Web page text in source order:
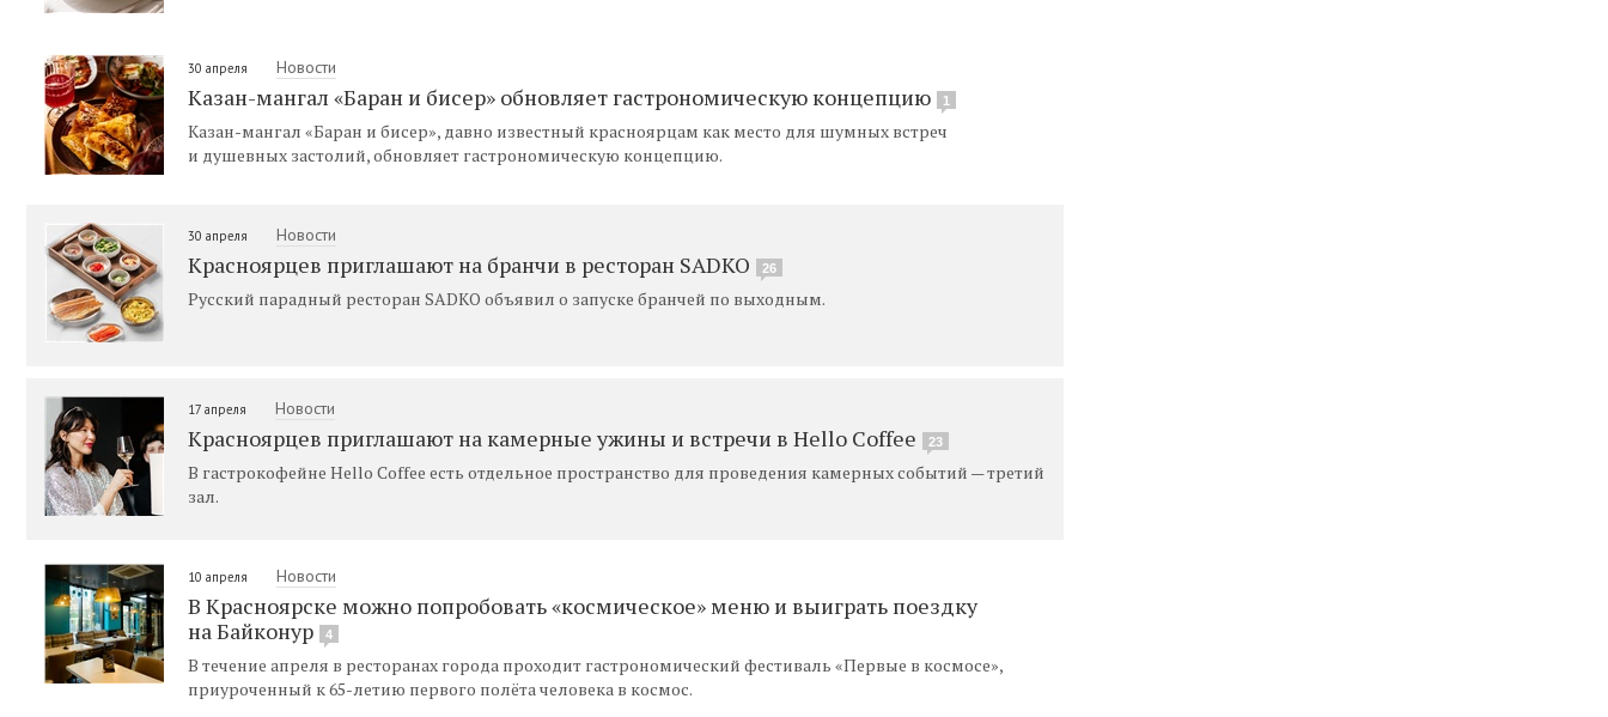
30 апреля Новости
Казан-мангал «Баран и бисер» обновляет гастрономическую концепцию 1
Казан-мангал «Баран и бисер», давно известный красноярцам как место для шумных встреч
и душевных застолий, обновляет гастрономическую концепцию.
30 апреля Новости
Красноярцев приглашают на бранчи в ресторан SADKO 26
Русский парадный ресторан SADKO объявил о запуске бранчей по выходным.
17 апреля Новости
Красноярцев приглашают на камерные ужины и встречи в Hello Coffee 23
В гастрокофейне Hello Coffee есть отдельное пространство для проведения камерных событий — третий
зал.
10 апреля Новости
В Красноярске можно попробовать «космическое» меню и выиграть поездку
на Байконур
4
В течение апреля в ресторанах города проходит гастрономический фестиваль «Первые в космосе»,
приуроченный к 65-летию первого полёта человека в космос.